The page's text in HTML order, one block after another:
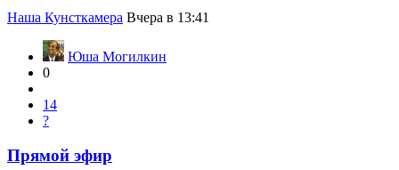
Наша Кунсткамера Вчера в 13:41
Юша Могилкин
0
14
?
Прямой эфир